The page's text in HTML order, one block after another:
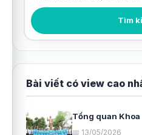
Tìm kiếm bài viết Tìm
Bài viết có view cao
Tổng quan Khoa
📅 13/05/2026